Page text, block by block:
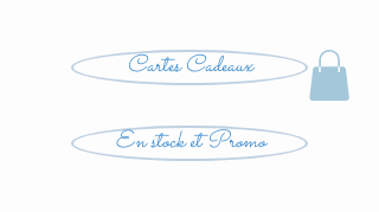
Cartes Cadeaux
En stock et Promo